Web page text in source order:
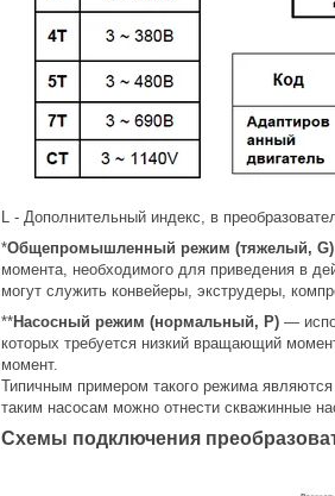
L - Дополнительный индекс, в
*Общепромышленный режим (тяжелый, G)
момента, необходимого для приведения в
могут служить конвейеры, экструдеры,
**Насосный режим (нормальный, P) —
которых требуется низкий вращающий
момент.
Типичным примером такого режима
таким насосам можно отнести скважинные
Схемы подключения